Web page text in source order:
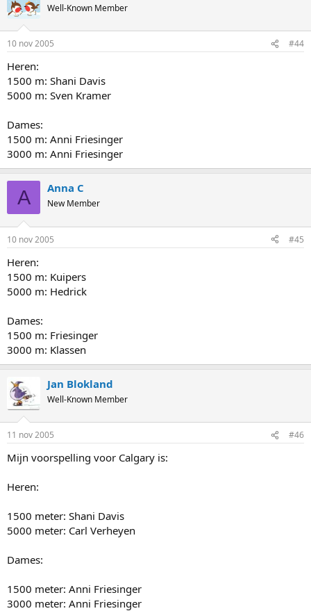
Well-Known Member
10 nov 2005 #44
Heren:
1500 m: Shani Davis
5000 m: Sven Kramer
Dames:
1500 m: Anni Friesinger
3000 m: Anni Friesinger
A Anna C
New Member
10 nov 2005 #45
Heren:
1500 m: Kuipers
5000 m: Hedrick
Dames:
1500 m: Friesinger
3000 m: Klassen
Jan Blokland
Well-Known Member
11 nov 2005 #46
Mijn voorspelling voor Calgary is:
Heren:
1500 meter: Shani Davis
5000 meter: Carl Verheyen
Dames:
1500 meter: Anni Friesinger
3000 meter: Anni Friesinger